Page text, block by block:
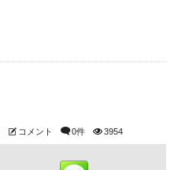
コメント 0件 3954